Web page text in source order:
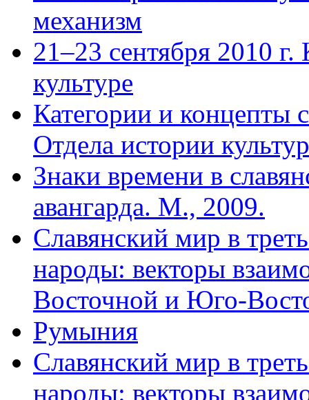
механизм
21–23 сентября 2010
культуре
Категории и концепты
Отдела истории
Знаки времени в
авангарда. М., 2009.
Славянский мир в
народы: векторы
Восточной и Юго-
Румыния
Славянский мир в
народы: векторы